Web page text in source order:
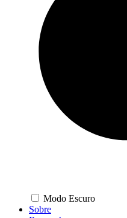
Modo Escuro
Sobre